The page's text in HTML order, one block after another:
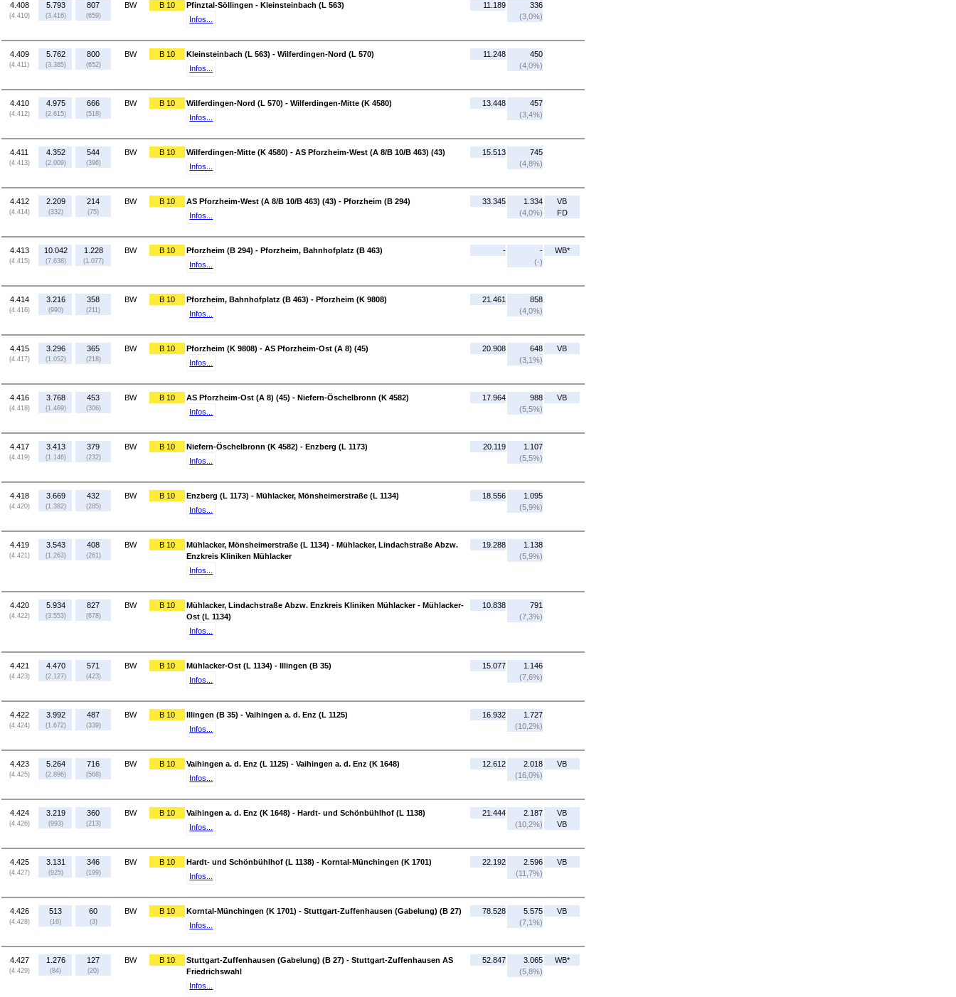
4.408
(4.410)
5.793
(3.416)
807
(659)
BW B 10
Pfinztal-Söllingen - Kleinsteinbach (L 563)
Infos...
11.189
336
(3,0%)
4.409
(4.411)
5.762
(3.385)
800
(652)
BW B 10
Kleinsteinbach (L 563) - Wilferdingen-Nord (L 570)
Infos...
11.248
450
(4,0%)
4.410
(4.412)
4.975
(2.615)
666
(518)
BW B 10
Wilferdingen-Nord (L 570) - Wilferdingen-Mitte (K 4580)
Infos...
13.448
457
(3,4%)
4.411
(4.413)
4.352
(2.009)
544
(396)
BW B 10
Wilferdingen-Mitte (K 4580) - AS Pforzheim-West (A 8/B 10/B 463) (43)
Infos...
15.513
745
(4,8%)
4.412
(4.414)
2.209
(332)
214
(75)
BW B 10
AS Pforzheim-West (A 8/B 10/B 463) (43) - Pforzheim (B 294)
Infos...
33.345
1.334
(4,0%)
VB
FD
4.413
(4.415)
10.042
(7.638)
1.228
(1.077)
BW B 10
Pforzheim (B 294) - Pforzheim, Bahnhofplatz (B 463)
Infos...
-
-
(-)
WB*
4.414
(4.416)
3.216
(990)
358
(211)
BW B 10
Pforzheim, Bahnhofplatz (B 463) - Pforzheim (K 9808)
Infos...
21.461
858
(4,0%)
4.415
(4.417)
3.296
(1.052)
365
(218)
BW B 10
Pforzheim (K 9808) - AS Pforzheim-Ost (A 8) (45)
Infos...
20.908
648
(3,1%)
VB
4.416
(4.418)
3.768
(1.469)
453
(306)
BW B 10
AS Pforzheim-Ost (A 8) (45) - Niefern-Öschelbronn (K 4582)
Infos...
17.964
988
(5,5%)
VB
4.417
(4.419)
3.413
(1.146)
379
(232)
BW B 10
Niefern-Öschelbronn (K 4582) - Enzberg (L 1173)
Infos...
20.119
1.107
(5,5%)
4.418
(4.420)
3.669
(1.382)
432
(285)
BW B 10
Enzberg (L 1173) - Mühlacker, Mönsheimerstraße (L 1134)
Infos...
18.556
1.095
(5,9%)
4.419
(4.421)
3.543
(1.263)
408
(261)
BW B 10
Mühlacker, Mönsheimerstraße (L 1134) - Mühlacker, Lindachstraße Abzw.
Enzkreis Kliniken Mühlacker
Infos...
19.288
1.138
(5,9%)
4.420
(4.422)
5.934
(3.553)
827
(678)
BW B 10
Mühlacker, Lindachstraße Abzw. Enzkreis Kliniken Mühlacker - Mühlacker-
Ost (L 1134)
Infos...
10.838
791
(7,3%)
4.421
(4.423)
4.470
(2.127)
571
(423)
BW B 10
Mühlacker-Ost (L 1134) - Illingen (B 35)
Infos...
15.077
1.146
(7,6%)
4.422
(4.424)
3.992
(1.672)
487
(339)
BW B 10
Illingen (B 35) - Vaihingen a. d. Enz (L 1125)
Infos...
16.932
1.727
(10,2%)
4.423
(4.425)
5.264
(2.896)
716
(568)
BW B 10
Vaihingen a. d. Enz (L 1125) - Vaihingen a. d. Enz (K 1648)
Infos...
12.612
2.018
(16,0%)
VB
4.424
(4.426)
3.219
(993)
360
(213)
BW B 10
Vaihingen a. d. Enz (K 1648) - Hardt- und Schönbühlhof (L 1138)
Infos...
21.444
2.187
(10,2%)
VB
VB
4.425
(4.427)
3.131
(925)
346
(199)
BW B 10
Hardt- und Schönbühlhof (L 1138) - Korntal-Münchingen (K 1701)
Infos...
22.192
2.596
(11,7%)
VB
4.426
(4.428)
513
(16)
60
(3)
BW B 10
Korntal-Münchingen (K 1701) - Stuttgart-Zuffenhausen (Gabelung) (B 27)
Infos...
78.528
5.575
(7,1%)
VB
4.427
(4.429)
1.276
(84)
127
(20)
BW B 10
Stuttgart-Zuffenhausen (Gabelung) (B 27) - Stuttgart-Zuffenhausen AS
Friedrichswahl
Infos...
52.847
3.065
(5,8%)
WB*